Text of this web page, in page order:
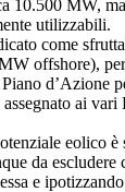
10.500 MW,
utilizzabili.
come
offshore),
ai
da escludere
e